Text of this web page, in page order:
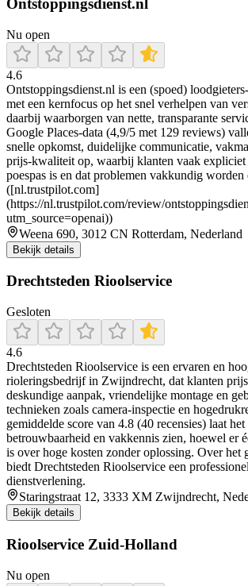
Ontstoppingsdienst.nl
Nu open
4.6
Ontstoppingsdienst.nl is een (spoed)
met een kernfocus op het snel verhelpen van
daarbij waarborgen van nette, transparante
Google Places-data (4,9/5 met 129 reviews)
snelle opkomst, duidelijke communicatie,
prijs-kwaliteit op, waarbij klanten vaak expliciet
poespas is en dat problemen vakkundig worden
([nl.trustpilot.com]
(https://nl.trustpilot.com/review/
utm_source=openai))
Weena 690, 3012 CN Rotterdam, Nederland
Bekijk details
Drechtsteden Rioolservice
Gesloten
4.6
Drechtsteden Rioolservice is een ervaren en
rioleringsbedrijf in Zwijndrecht, dat klanten
deskundige aanpak, vriendelijke montage en
technieken zoals camera-inspectie en
gemiddelde score van 4.8 (40 recensies) laat
betrouwbaarheid en vakkennis zien, hoewel er
is over hoge kosten zonder oplossing. Over het
biedt Drechtsteden Rioolservice een
dienstverlening.
Staringstraat 12, 3333 XM Zwijndrecht,
Bekijk details
Rioolservice Zuid-Holland
Nu open